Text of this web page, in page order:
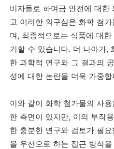
비자들로 하여금 안전에 대한
고 이러한 의구심은 화학 첨
며, 최종적으로는 식품에 대
기할 수 있습니다. 더 나아가,
한 과학적 연구와 그 결과의
성에 대한 논란을 더욱 가중합
이와 같이 화학 첨가물의 사
한 측면이 있지만, 이의 부작
한 충분한 연구와 검토가 필
을 우선으로 하는 접근 방식